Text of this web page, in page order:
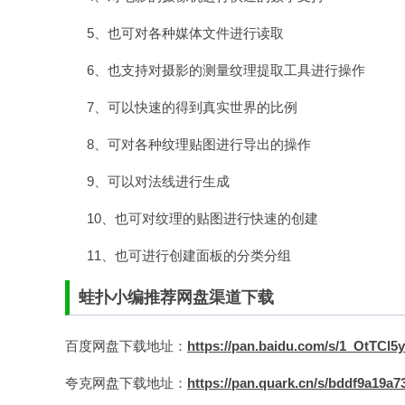
5、也可对各种媒体文件进行读取
6、也支持对摄影的测量纹理提取工具进行操作
7、可以快速的得到真实世界的比例
8、可对各种纹理贴图进行导出的操作
9、可以对法线进行生成
10、也可对纹理的贴图进行快速的创建
11、也可进行创建面板的分类分组
蛙扑小编推荐网盘渠道下载
百度网盘下载地址： https://pan.baidu.com/s/
夸克网盘下载地址： https://pan.quark.cn/s/